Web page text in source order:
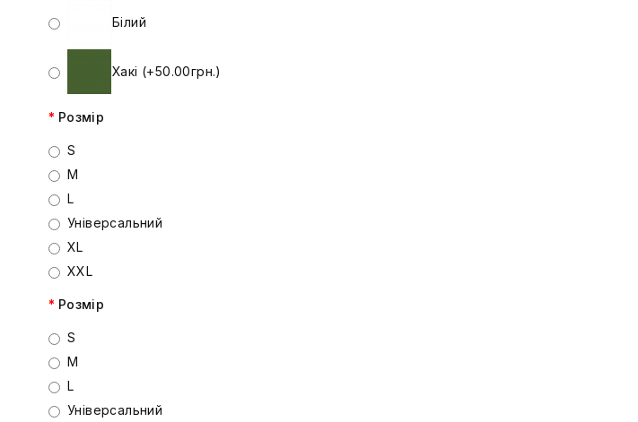
Білий
Хакі (+50.00грн.)
Розмір
S
M
L
Універсальний
XL
XXL
Розмір
S
M
L
Універсальний